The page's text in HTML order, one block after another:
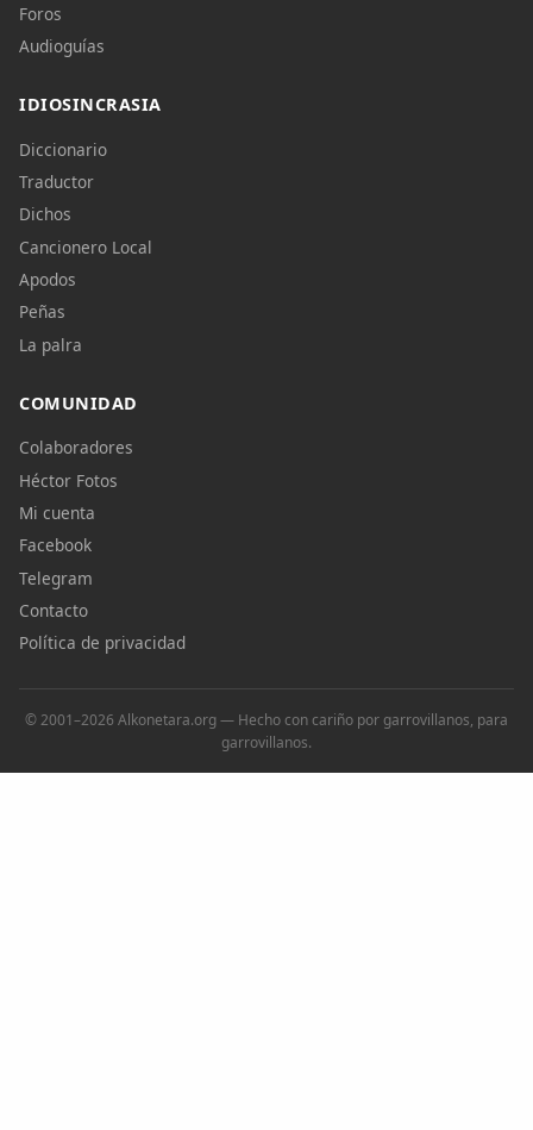
Foros
Audioguías
IDIOSINCRASIA
Diccionario
Traductor
Dichos
Cancionero Local
Apodos
Peñas
La palra
COMUNIDAD
Colaboradores
Héctor Fotos
Mi cuenta
Facebook
Telegram
Contacto
Política de privacidad
© 2001–2026 Alkonetara.org — Hecho con cariño por garrovillanos, para
garrovillanos.